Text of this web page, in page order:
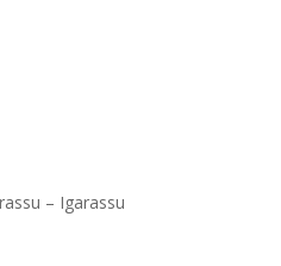
– Igarassu